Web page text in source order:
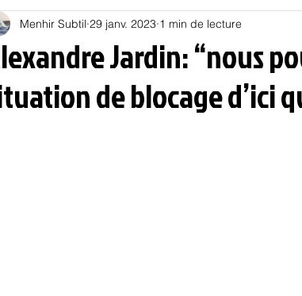
Energies Habitat Hors piste
Oligarchie Politique Psychologie
Jardin: “nous
de blocage d’ici
Menhir Subtil 29 janv. 2023 1 min de lecture